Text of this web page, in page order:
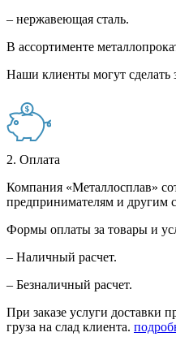
– нержавеющая сталь.
В ассортименте
Наши клиенты могут сделать
2. Оплата
Компания «Металлосплав»
предпринимателям и другим
Формы оплаты за товары и
– Наличный расчет.
– Безналичный расчет.
При заказе услуги доставки
груза на слад клиента.